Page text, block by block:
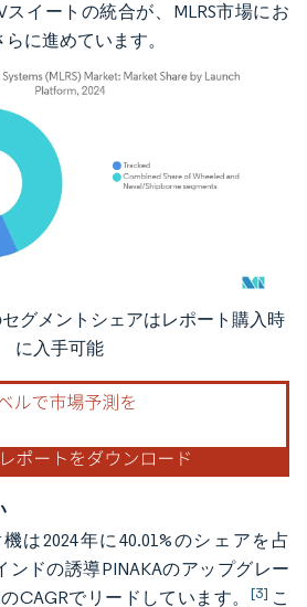
スイートの統合が、MLRS市場にお
に進めています。
利用にはCC BY 4.0の表示が必要です。
グメントシェアはレポート購入時
に入手可能
は2024年に40.01%のシェアを占
ンドの誘導PINAKAのアップグレー
CAGRでリードしています。 [3] こ